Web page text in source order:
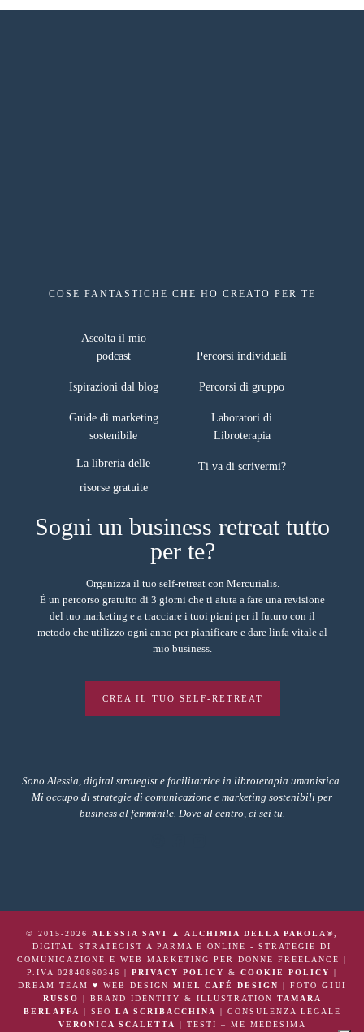
COSE FANTASTICHE CHE HO CREATO PER TE
Ascolta il mio
podcast
Ispirazioni dal blog
Guide di marketing
sostenibile
La libreria delle
Percorsi individuali
Percorsi di gruppo
Laboratori di
Libroterapia
Ti va di scrivermi?
Sogni un business retreat tutto
per te?
Organizza il tuo self-retreat con Mercurialis.
È un percorso gratuito di 3 giorni che ti aiuta a fare una revisione
del tuo marketing e a tracciare i tuoi piani per il futuro con il
metodo che utilizzo ogni anno per pianificare e dare linfa vitale al
mio business.
CREA IL TUO SELF-RETREAT
Sono Alessia, digital strategist e facilitatrice in libroterapia umanistica.
Mi occupo di strategie di comunicazione e marketing sostenibili per
business al femminile. Dove al centro, ci sei tu.
© 2015-2026 ALESSIA SAVI ▲ ALCHIMIA DELLA PAROLA®,
DIGITAL STRATEGIST A PARMA E ONLINE - STRATEGIE DI
COMUNICAZIONE E WEB MARKETING PER DONNE FREELANCE |
P.IVA 02840860346 | PRIVACY POLICY & COOKIE POLICY
DREAM TEAM ♥ WEB DESIGN MIEL CAFÉ DESIGN | FOTO GIUI
RUSSO
| BRAND IDENTITY & ILLUSTRATION TAMARA
BERLAFFA
| SEO LA SCRIBACCHINA
| CONSULENZA LEGALE
VERONICA SCALETTA
| TESTI – ME MEDESIMA